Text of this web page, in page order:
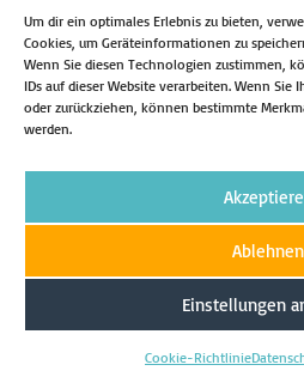
Um dir ein optimales Erlebnis zu bieten,
Cookies, um Geräteinformationen zu
Wenn Sie diesen Technologien zustimmen,
IDs auf dieser Website verarbeiten. Wenn
oder zurückziehen, können bestimmte
werden.
Ablehnen
Einstellungen
Cookie-Richtlinie
22. Mai 2024 Aktuell
Weiterlesen
Impressum Datenschutz
Copyright 2026 -